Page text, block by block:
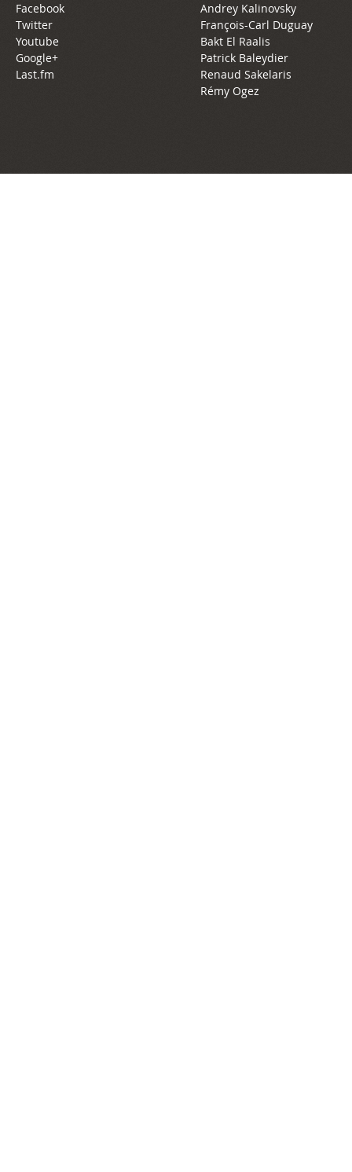
Facebook
Twitter
Youtube
Google+
Last.fm
Andrey Kalinovsky
François-Carl Duguay
Bakt El Raalis
Patrick Baleydier
Renaud Sakelaris
Rémy Ogez